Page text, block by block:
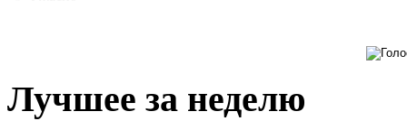
Лучшее за неделю